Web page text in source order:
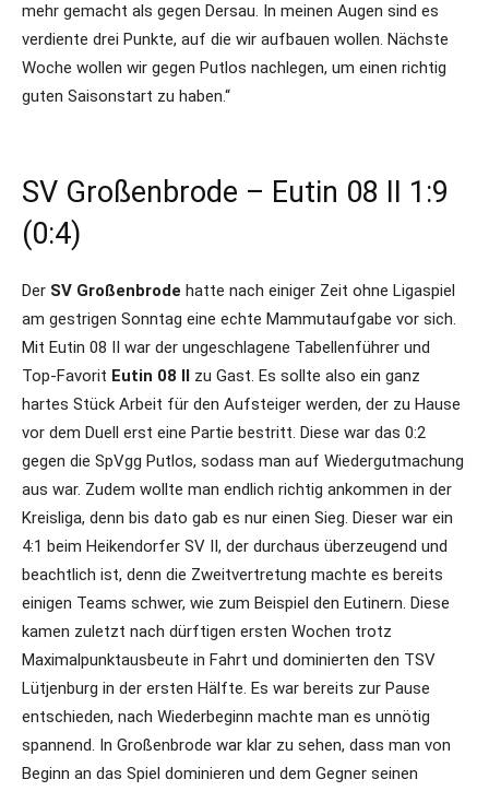
mehr gemacht als gegen Dersau. In meinen Augen sind es
verdiente drei Punkte, auf die wir aufbauen wollen. Nächste
Woche wollen wir gegen Putlos nachlegen, um einen richtig
guten Saisonstart zu haben.“
SV Großenbrode – Eutin 08 II 1:9
(0:4)
Der SV Großenbrode hatte nach einiger Zeit ohne Ligaspiel
am gestrigen Sonntag eine echte Mammutaufgabe vor sich.
Mit Eutin 08 II war der ungeschlagene Tabellenführer und
Top-Favorit Eutin 08 II zu Gast. Es sollte also ein ganz
hartes Stück Arbeit für den Aufsteiger werden, der zu Hause
vor dem Duell erst eine Partie bestritt. Diese war das 0:2
gegen die SpVgg Putlos, sodass man auf Wiedergutmachung
aus war. Zudem wollte man endlich richtig ankommen in der
Kreisliga, denn bis dato gab es nur einen Sieg. Dieser war ein
4:1 beim Heikendorfer SV II, der durchaus überzeugend und
beachtlich ist, denn die Zweitvertretung machte es bereits
einigen Teams schwer, wie zum Beispiel den Eutinern. Diese
kamen zuletzt nach dürftigen ersten Wochen trotz
Maximalpunktausbeute in Fahrt und dominierten den TSV
Lütjenburg in der ersten Hälfte. Es war bereits zur Pause
entschieden, nach Wiederbeginn machte man es unnötig
spannend. In Großenbrode war klar zu sehen, dass man von
Beginn an das Spiel dominieren und dem Gegner seinen